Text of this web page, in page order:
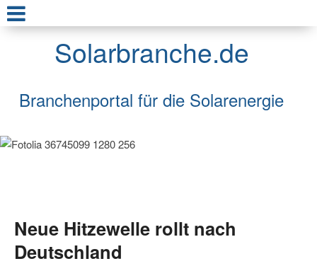
Solarbranche.de
Branchenportal für die Solarenergie
Neue Hitzewelle rollt nach
Deutschland